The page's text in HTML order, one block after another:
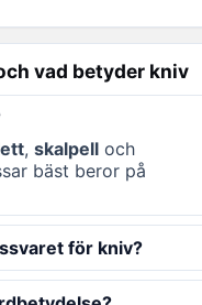
vad betyder kniv
, skalpell och
bäst beror på
för kniv?